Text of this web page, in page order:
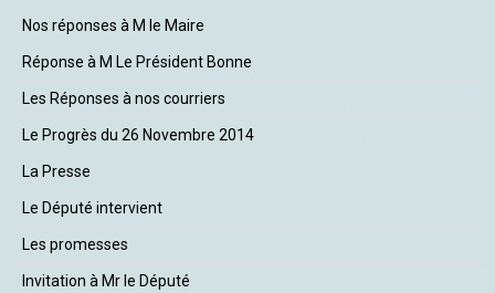
Nos réponses à M le Maire
Réponse à M Le Président Bonne
Les Réponses à nos courriers
Le Progrès du 26 Novembre 2014
La Presse
Le Député intervient
Les promesses
Invitation à Mr le Député